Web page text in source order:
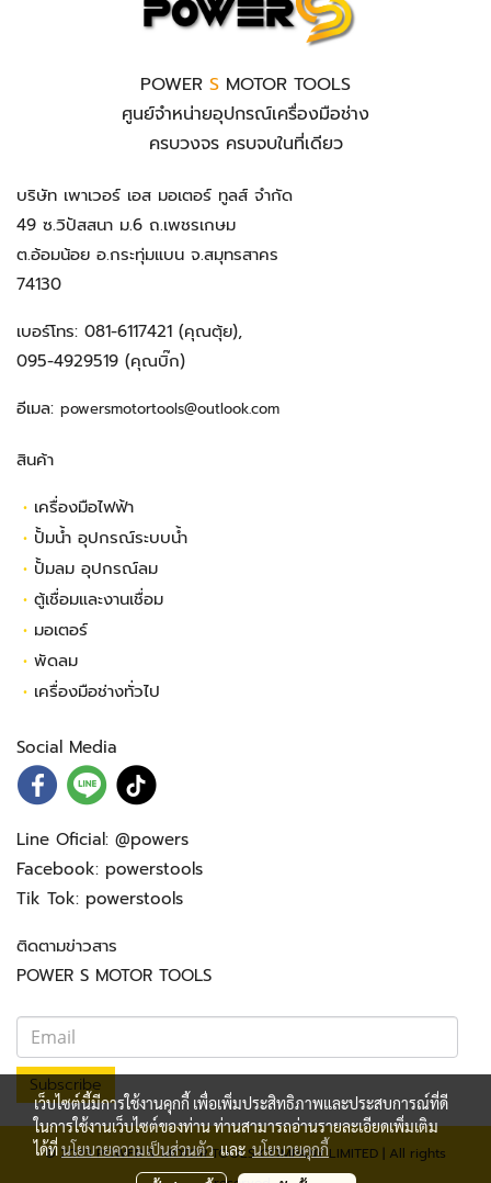
POWER S MOTOR TOOLS
ศูนย์จำหน่ายอุปกรณ์เครื่องมือช่าง
ครบวงจร ครบจบในที่เดียว
บริษัท เพาเวอร์ เอส มอเตอร์ ทูลส์ จำกัด
49 ซ.วิปัสสนา ม.6 ถ.เพชรเกษม
ต.อ้อมน้อย อ.กระทุ่มแบน จ.สมุทรสาคร
74130
เบอร์โทร: 081-6117421 (คุณตุ้ย),
095-4929519 (คุณบิ๊ก)
อีเมล: powersmotortools@outlook.com
สินค้า
• เครื่องมือไฟฟ้า
• ปั้มน้ำ อุปกรณ์ระบบน้ำ
• ปั้มลม อุปกรณ์ลม
• ตู้เชื่อมและงานเชื่อม
• มอเตอร์
• พัดลม
• เครื่องมือช่างทั่วไป
Social Media
Line Oficial: @powers
Facebook: powerstools
Tik Tok: powerstools
ติดตามข่าวสาร
POWER S MOTOR TOOLS
Subscribe
© 2023 POWER S. MOTOR TOOLS COMPANY LIMITED | All rights
เว็บไซต์นี้มีการใช้งานคุกกี้ เพื่อเพิ่มประสิทธิภาพและประสบการณ์ที่ดี
ในการใช้งานเว็บไซต์ของท่าน ท่านสามารถอ่านรายละเอียดเพิ่มเติม
ได้ที่นโยบายความเป็นส่วนตัวและนโยบายคุกกี้